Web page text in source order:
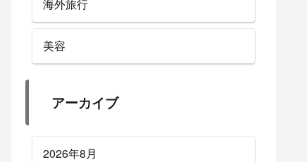
海外旅行
美容
アーカイブ
2026年8月